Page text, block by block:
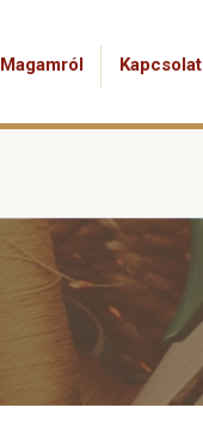
Magamról Kapcsolat